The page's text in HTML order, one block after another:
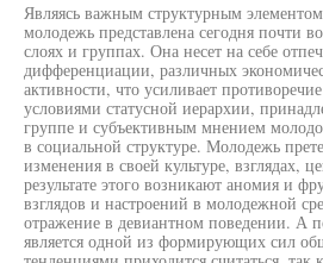
Являясь важным структурным
молодежь представлена сегодня почти
слоях и группах. Она несет на себе
дифференциации, различных
активности, что усиливает
условиями статусной иерархии,
группе и субъективным мнением
в социальной структуре. Молодежь
изменения в своей культуре, взглядах,
результате этого возникают аномия и
взглядов и настроений в молодежной
отражение в девиантном поведении. А
является одной из формирующих сил